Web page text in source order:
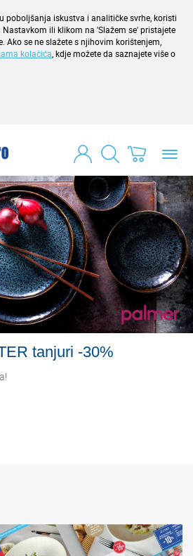
poboljšanja iskustva i analitičke svrhe, koristi
Nastavkom ili klikom na 'Slažem se' pristajete
Ako se ne slažete s njihovim korištenjem,
kolačića , kdje možete da saznajete više o
tanjuri -30%